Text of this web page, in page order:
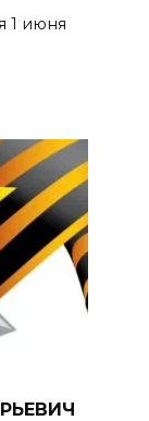
1 июня